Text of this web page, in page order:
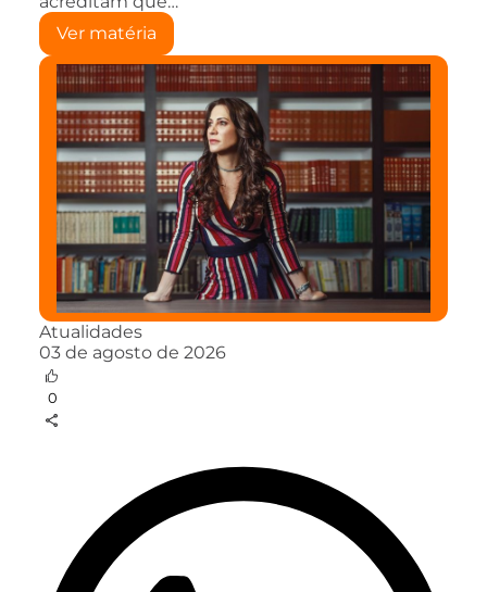
Ver matéria
Atualidades
03 de agosto de 2026
0